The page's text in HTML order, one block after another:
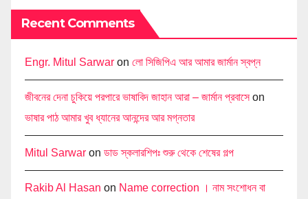
Recent Comments
Engr. Mitul Sarwar on লো সিজিপিএ আর আমার জার্মান স্বপ্ন
জীবনের দেনা চুকিয়ে পরপারে ভাষাবিদ জাহান আরা – জার্মান প্রবাসেon
ভাষার পাঠ আমার খুব ধ্যানের আনন্দের আর মগ্নতার
Mitul Sarwar on ডাড স্কলারশিপঃ শুরু থেকে শেষের গল্প
Rakib Al Hasan on Name correction । নাম সংশোধন বা